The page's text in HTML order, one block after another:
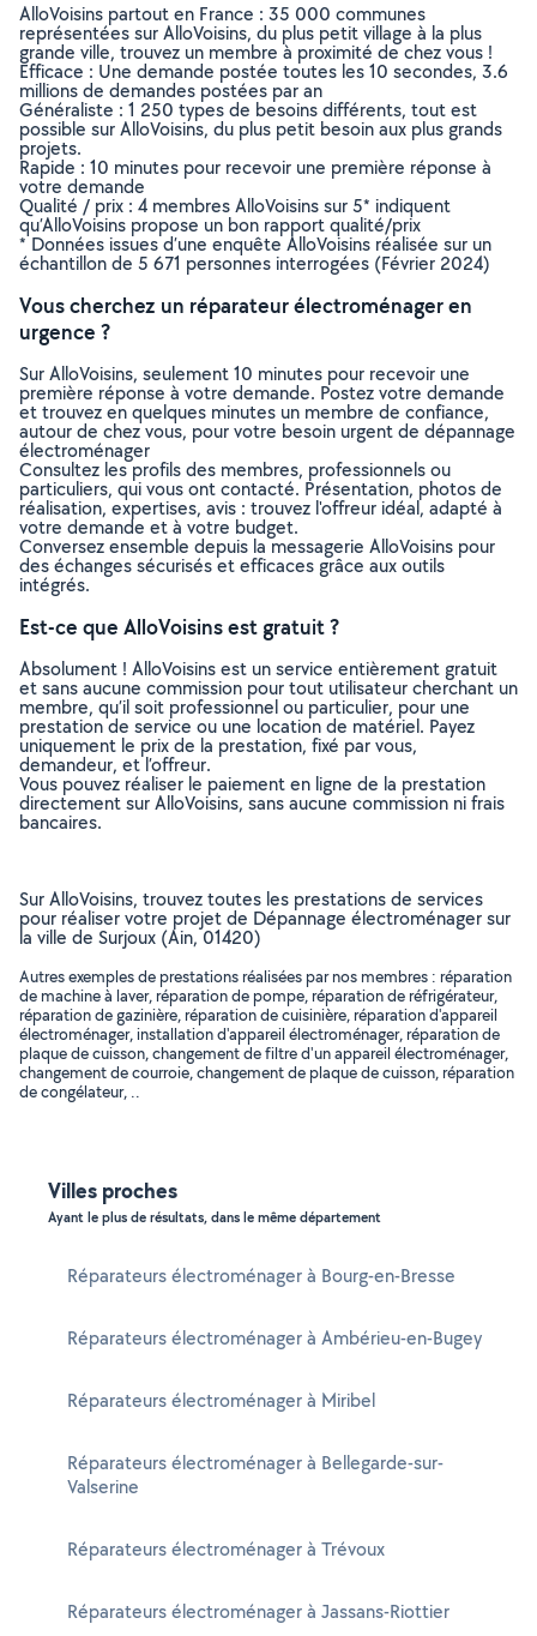
AlloVoisins partout en France : 35 000 communes
représentées sur AlloVoisins, du plus petit village à la plus
grande ville, trouvez un membre à proximité de chez vous !
Efficace : Une demande postée toutes les 10 secondes, 3.6
millions de demandes postées par an
Généraliste : 1 250 types de besoins différents, tout est
possible sur AlloVoisins, du plus petit besoin aux plus grands
projets.
Rapide : 10 minutes pour recevoir une première réponse à
votre demande
Qualité / prix : 4 membres AlloVoisins sur 5* indiquent
qu’AlloVoisins propose un bon rapport qualité/prix
* Données issues d’une enquête AlloVoisins réalisée sur un
échantillon de 5 671 personnes interrogées (Février 2024)
Vous cherchez un réparateur électroménager en
urgence ?
Sur AlloVoisins, seulement 10 minutes pour recevoir une
première réponse à votre demande. Postez votre demande
et trouvez en quelques minutes un membre de confiance,
autour de chez vous, pour votre besoin urgent de dépannage
électroménager
Consultez les profils des membres, professionnels ou
particuliers, qui vous ont contacté. Présentation, photos de
réalisation, expertises, avis : trouvez l'offreur idéal, adapté à
votre demande et à votre budget.
Conversez ensemble depuis la messagerie AlloVoisins pour
des échanges sécurisés et efficaces grâce aux outils
intégrés.
Est-ce que AlloVoisins est gratuit ?
Absolument ! AlloVoisins est un service entièrement gratuit
et sans aucune commission pour tout utilisateur cherchant un
membre, qu’il soit professionnel ou particulier, pour une
prestation de service ou une location de matériel. Payez
uniquement le prix de la prestation, fixé par vous,
demandeur, et l’offreur.
Vous pouvez réaliser le paiement en ligne de la prestation
directement sur AlloVoisins, sans aucune commission ni frais
bancaires.
Sur AlloVoisins, trouvez toutes les prestations de services
pour réaliser votre projet de Dépannage électroménager sur
la ville de Surjoux (Ain, 01420)
Autres exemples de prestations réalisées par nos membres : réparation
de machine à laver, réparation de pompe, réparation de réfrigérateur,
réparation de gazinière, réparation de cuisinière, réparation d'appareil
électroménager, installation d'appareil électroménager, réparation de
plaque de cuisson, changement de filtre d'un appareil électroménager,
changement de courroie, changement de plaque de cuisson, réparation
de congélateur, ..
Villes proches
Ayant le plus de résultats, dans le même département
Réparateurs électroménager à Bourg-en-Bresse
Réparateurs électroménager à Ambérieu-en-Bugey
Réparateurs électroménager à Miribel
Réparateurs électroménager à Bellegarde-sur-
Valserine
Réparateurs électroménager à Trévoux
Réparateurs électroménager à Jassans-Riottier